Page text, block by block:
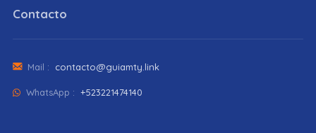
Contacto
Mail : contacto@guiamty.link
WhatsApp : +523221474140